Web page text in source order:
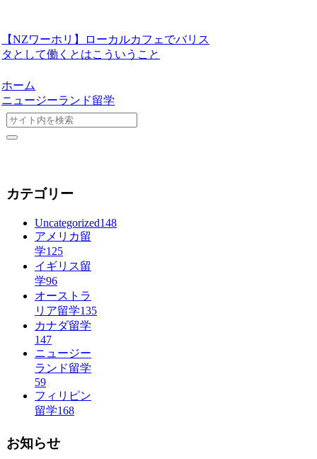
【NZワーホリ】ローカルカフェでバリス
タとして働くとはこういうこと
ホーム
ニュージーランド留学
カテゴリー
Uncategorized148
アメリカ留
学125
イギリス留
学96
オーストラ
リア留学135
カナダ留学
147
ニュージー
ランド留学
59
フィリピン
留学168
お知らせ